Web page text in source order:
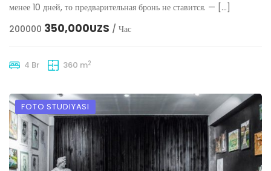
менее 10 дней, то предварительная бронь не ставится. — […]
200000 350,000UZS / Час
4 Br 360 m2
FOTO STUDIYASI